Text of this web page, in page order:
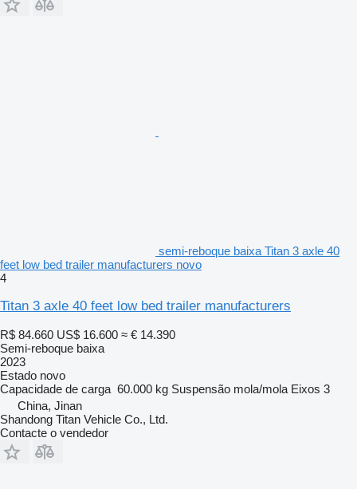
semi-reboque baixa Titan 3 axle 40
feet low bed trailer manufacturers novo
4
Titan 3 axle 40 feet low bed trailer manufacturers
R$ 84.660 US$ 16.600 ≈ € 14.390
Semi-reboque baixa
2023
Estado novo
Capacidade de carga 60.000 kg Suspensão mola/mola Eixos 3
China, Jinan
Shandong Titan Vehicle Co., Ltd.
Contacte o vendedor